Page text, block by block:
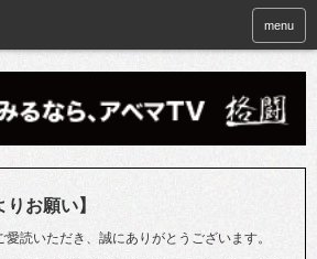
menu
お願い】
読いただき、誠にありがとうございます。